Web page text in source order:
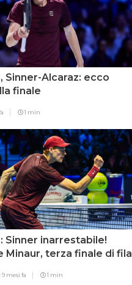
Sinner-Alcaraz: ecco
finale
1 min
Sinner inarrestabile!
Minaur, terza finale di fila
9 mesi fa 1 min